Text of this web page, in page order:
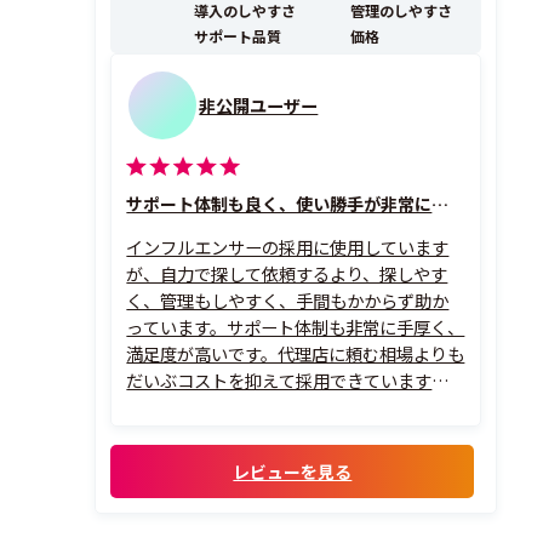
導入のしやすさ
管理のしやすさ
サポート品質
価格
非公開ユーザー
サポート体制も良く、使い勝手が非常に良い
インフルエンサーの採用に使用しています
が、自力で探して依頼するより、探しやす
く、管理もしやすく、手間もかからず助か
っています。サポート体制も非常に手厚く、
満足度が高いです。代理店に頼む相場よりも
だいぶコストを抑えて採用できています。イ
ばスカウトもしてくれるため、非常に助か
っています。投稿PRだけでなく、制作のみ
レビューを見る